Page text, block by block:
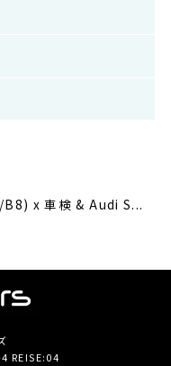
x 車検 & Audi S...
REISE:04